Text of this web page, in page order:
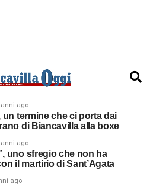
anni ago
un termine che ci porta dai
di Biancavilla alla boxe
anni ago
uno sfregio che non ha
il martirio di Sant’Agata
ago